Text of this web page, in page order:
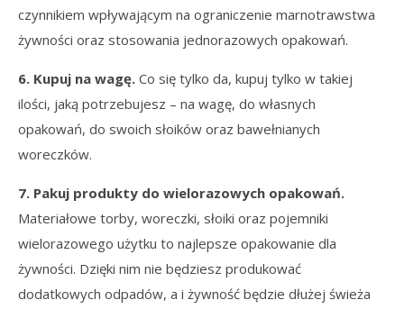
czynnikiem wpływającym na ograniczenie marnotrawstwa
żywności oraz stosowania jednorazowych opakowań.
6. Kupuj na wagę. Co się tylko da, kupuj tylko w takiej
ilości, jaką potrzebujesz – na wagę, do własnych
opakowań, do swoich słoików oraz bawełnianych
woreczków.
7. Pakuj produkty do wielorazowych opakowań.
Materiałowe torby, woreczki, słoiki oraz pojemniki
wielorazowego użytku to najlepsze opakowanie dla
żywności. Dzięki nim nie będziesz produkować
dodatkowych odpadów, a i żywność będzie dłużej świeża